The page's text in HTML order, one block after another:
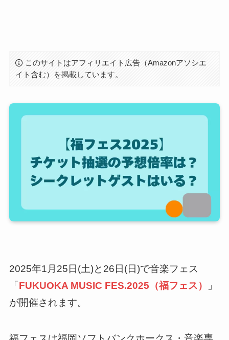
このサイトはアフィリエイト広告（Amazonアソシエ
イト含む）を掲載しています。
2025年1月25日(土)と26日(日)で音楽フェス
「FUKUOKA MUSIC FES.2025（福フェス）
」
が開催されます。